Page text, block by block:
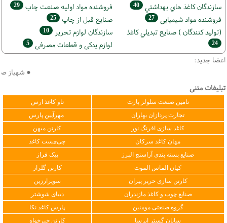
سازندگان كاغذ هاي بهداشتي 40 فروشنده مواد اوليه صنعت چاپ 29
فروشنده مواد شیمیایی 27 صنايع قبل از چاپ 25
(تولید كنندگان ) صنايع تبديلي كاغذ
24
سازندگان لوازم تحریر 10
لوازم یدکی و قطعات مصرفی 5
اعضا جدید:
● شهباز
تبلیغات متنی
تامین صنعت سلولز پارت
تاو کاغذ ارس
تجارت پردازان بهاران
مهرآیین پارس
کاغذ سازی افرنگ نور
کارتن میهن
مهان کاغذ سرکان
چی‌چست کاغذ
صنایع بسته بندی آراسنج البرز
پیک فراز
کیان الماس الموت
کارتن گلزار
کارتن سازی حریر پیران
سوپرارزین
صنایع چوب و کاغذ مازندران
دیبای شوشتر
گروه صنعتی مومنین
پارس کاغذ نکا
سایان گستر ایرسا
کارتن خیرخواه